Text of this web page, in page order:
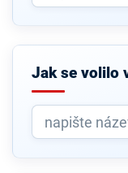
Jak se volilo